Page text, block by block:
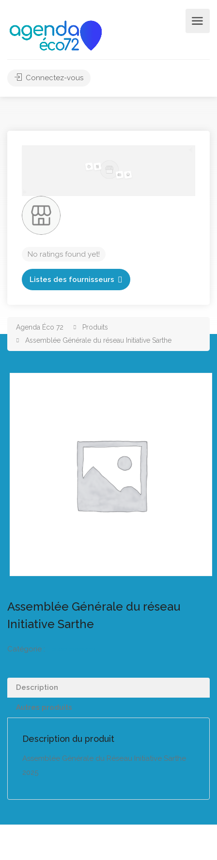
Connectez-vous
No ratings found yet!
Listes des fournisseurs
Agenda Éco 72
Produits
Assemblée Générale du réseau Initiative Sarthe
Assemblée Générale du réseau
Initiative Sarthe
Catégorie :
Description
Autres produits
Description du produit
Assemblée Générale du Réseau Initiative Sarthe
2025